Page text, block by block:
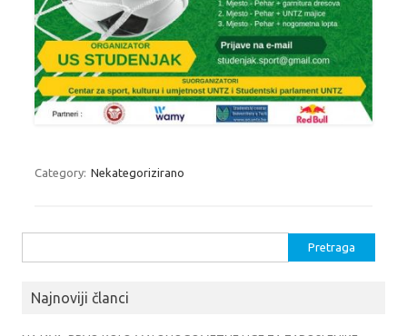
Category: Nekategorizirano
Najnoviji članci